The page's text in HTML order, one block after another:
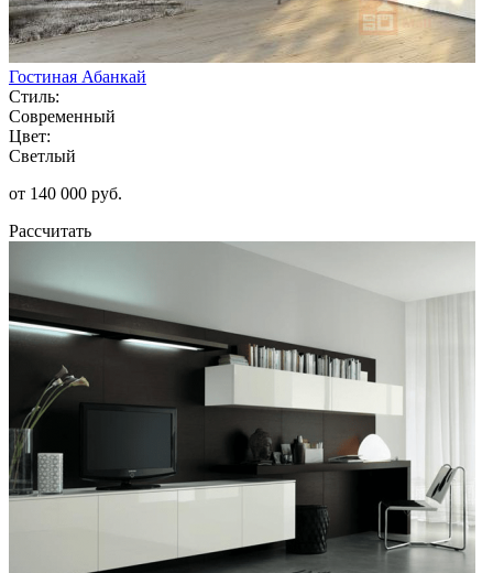
Гостиная Абанкай
Стиль:
Современный
Цвет:
Светлый
от 140 000 руб.
Рассчитать